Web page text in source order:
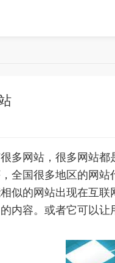
网站，很多网站都
全国很多地区的网站
的网站出现在互联
内容。或者它可以